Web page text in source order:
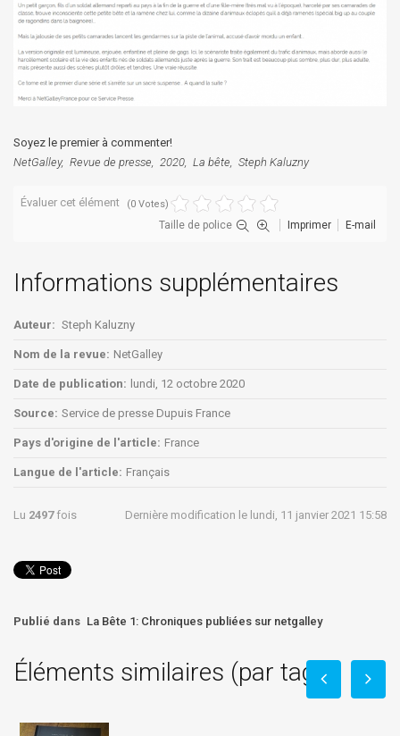
Soyez le premier à commenter!
NetGalley Revue de presse 2020 La bête Steph Kaluzny
Évaluer cet élément (0 Votes)
Taille de police Imprimer E-mail
Informations supplémentaires
Auteur: Steph Kaluzny
Nom de la revue: NetGalley
Date de publication: lundi, 12 octobre 2020
Source: Service de presse Dupuis France
Pays d'origine de l'article: France
Langue de l'article: Français
Lu 2497fois Dernière modification le lundi, 11 janvier 2021 15:58
Publié dans La Bête 1: Chroniques publiées sur netgalley
Éléments similaires (par tag)